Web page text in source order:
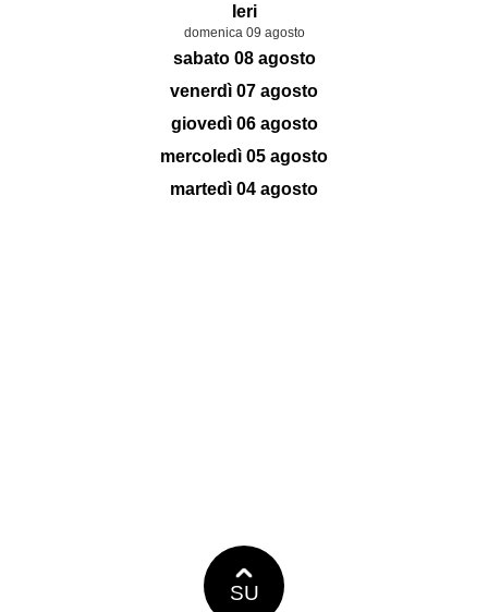
Ieri
domenica 09 agosto
sabato 08 agosto
venerdì 07 agosto
giovedì 06 agosto
mercoledì 05 agosto
martedì 04 agosto
SU